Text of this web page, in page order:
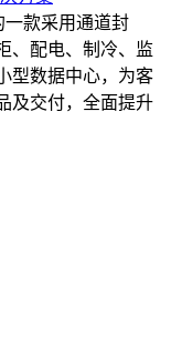
一款采用通道封
、配电、制冷、监
型数据中心，为客
及交付，全面提升